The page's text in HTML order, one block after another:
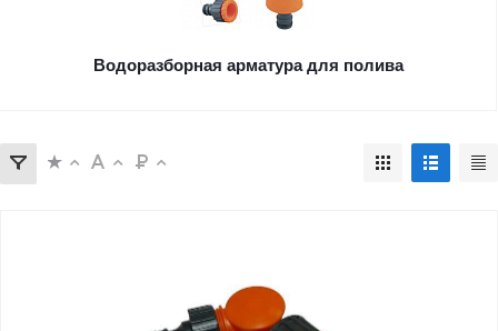
Водоразборная арматура для полива